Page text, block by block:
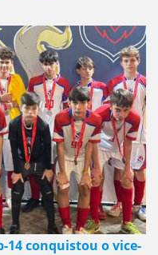
14 conquistou o vice-